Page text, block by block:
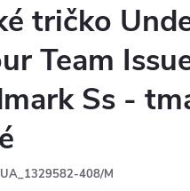
tričko
Team
Ss -
UA_1329582-408/M